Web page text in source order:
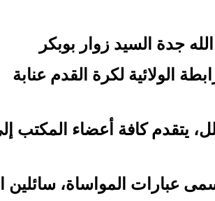
جدة السيد زوار بوبكر
الولائية لكرة القدم عنابة
يتقدم كافة أعضاء المكتب
عبارات المواساة،